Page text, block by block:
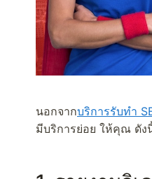
นอกจากบริการรับทำ
มีบริการย่อย ให้คุณ ดัง